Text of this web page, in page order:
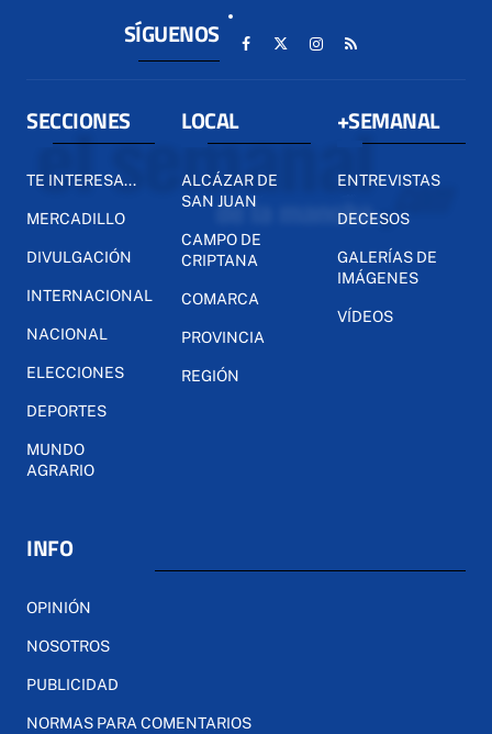
SÍGUENOS
SECCIONES
TE INTERESA...
MERCADILLO
DIVULGACIÓN
INTERNACIONAL
NACIONAL
ELECCIONES
DEPORTES
MUNDO
AGRARIO
LOCAL
ALCÁZAR DE
SAN JUAN
CAMPO DE
CRIPTANA
COMARCA
PROVINCIA
REGIÓN
+SEMANAL
ENTREVISTAS
DECESOS
GALERÍAS DE
IMÁGENES
VÍDEOS
INFO
OPINIÓN
NOSOTROS
PUBLICIDAD
NORMAS PARA COMENTARIOS